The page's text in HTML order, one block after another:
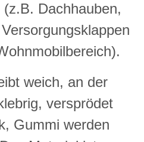
Dachhauben,
weich, an der
versprödet
Gummi werden